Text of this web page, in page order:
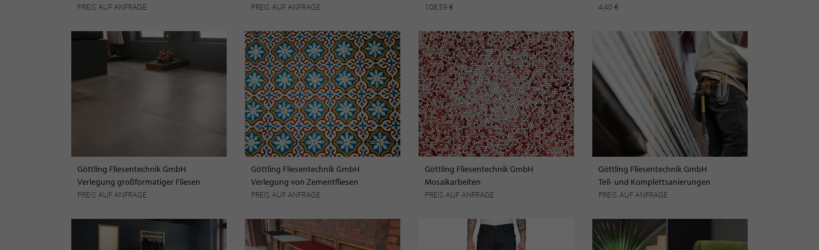
PREIS AUF ANFRAGE
PREIS AUF ANFRAGE
108.59 €
4,40 €
Göttling Fliesentechnik GmbH
Verlegung großformatiger Fliesen
PREIS AUF ANFRAGE
Göttling Fliesentechnik GmbH
Verlegung von Zementfliesen
PREIS AUF ANFRAGE
Göttling Fliesentechnik GmbH
Mosaikarbeiten
PREIS AUF ANFRAGE
Göttling Fliesentechnik GmbH
Teil- und Komplettsanierungen
PREIS AUF ANFRAGE